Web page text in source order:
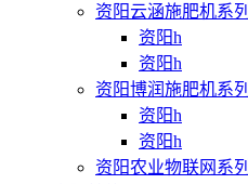
资阳云涵施肥机系列
资阳h
资阳h
资阳博润施肥机系列
资阳h
资阳h
资阳农业物联网系列